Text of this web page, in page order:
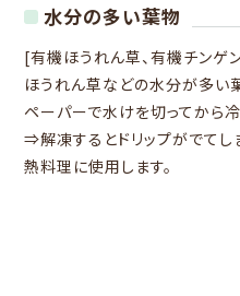
水分の多い葉物
[有機ほうれん草、有機チンゲ
ほうれん草などの水分が多い
ペーパーで水けを切ってから
⇒解凍するとドリップがでてし
熱料理に使用します。